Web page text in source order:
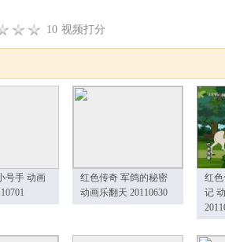
10 视频打分
号手 动画
红色传奇 军鸽的秘密
动画乐翻天 20110630
红
记